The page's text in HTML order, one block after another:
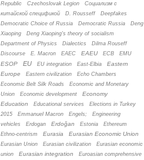
Republic
Czechoslovak Legion
Cоциализм с
китайской спецификой
D. Rousseff
Deepfakes
Democratic Choice of Russia
Democratic Russia
Deng
Xiaoping
Deng Xiaoping's theory of socialism
Department of Physics
Dialectics
Dilma Rouseff
Discourse
E. Macron EAEC EAEU ECB EMU
ESOP EU EU integration East-Elbia
Eastern
Europe
Eastern civilization
Echo Chambers
Economic Belt Silk Roads
Economic and Monetary
Union
Economic development
Economy
Education
Educational services
Elections in Turkey
2015
Emmanuel Macron Engels;
Engineering
vehicles
Erdogan Erdoğan Estonia
Ethereum
Ethno-centrism
Eurasia Eurasian Economic Union
Eurasian Union Eurasian civilization
Eurasian economic
union
Eurasian integration
Euroasian comprehensive